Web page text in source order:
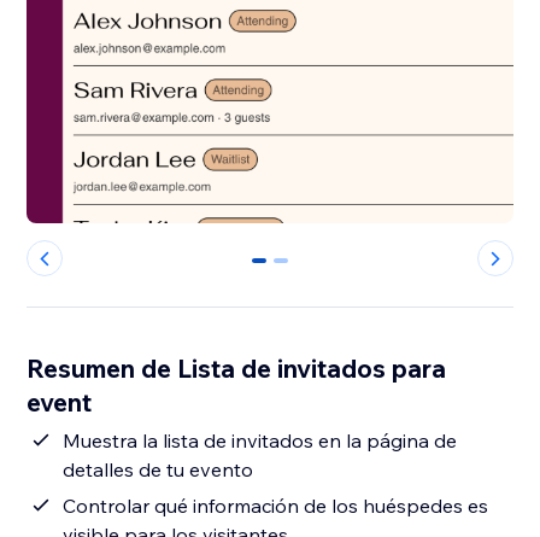
0 1
Resumen de Lista de invitados para
event
Muestra la lista de invitados en la página de
detalles de tu evento
Controlar qué información de los huéspedes es